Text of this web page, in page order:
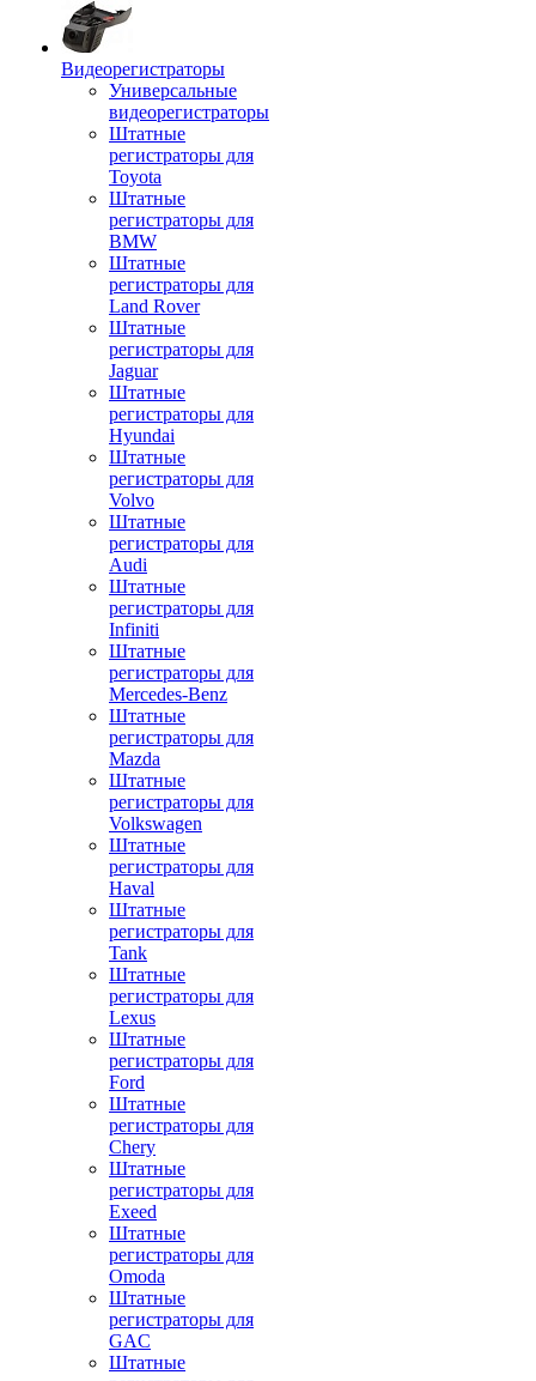
Видеорегистраторы
Универсальные
видеорегистраторы
Штатные
регистраторы для
Toyota
Штатные
регистраторы для
BMW
Штатные
регистраторы для
Land Rover
Штатные
регистраторы для
Jaguar
Штатные
регистраторы для
Hyundai
Штатные
регистраторы для
Volvo
Штатные
регистраторы для
Audi
Штатные
регистраторы для
Infiniti
Штатные
регистраторы для
Mercedes-Benz
Штатные
регистраторы для
Mazda
Штатные
регистраторы для
Volkswagen
Штатные
регистраторы для
Haval
Штатные
регистраторы для
Tank
Штатные
регистраторы для
Lexus
Штатные
регистраторы для
Ford
Штатные
регистраторы для
Chery
Штатные
регистраторы для
Exeed
Штатные
регистраторы для
Omoda
Штатные
регистраторы для
GAC
Штатные